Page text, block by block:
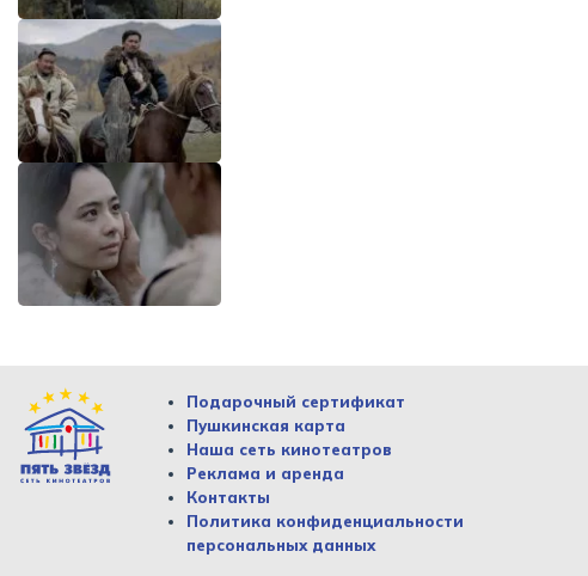
Подарочный сертификат
Пушкинская карта
Наша сеть кинотеатров
Реклама и аренда
Контакты
Политика конфиденциальности
персональных данных